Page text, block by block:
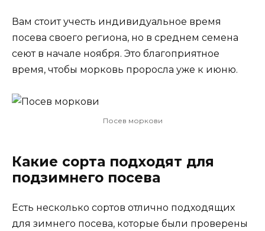
Вам стоит учесть индивидуальное время
посева своего региона, но в среднем семена
сеют в начале ноября. Это благоприятное
время, чтобы морковь проросла уже к июню.
Посев моркови
Какие сорта подходят для
подзимнего посева
Есть несколько сортов отлично подходящих
для зимнего посева, которые были проверены